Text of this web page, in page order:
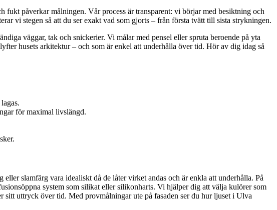
påverkar målningen. Vår process är transparent: vi börjar med besiktning och
vi stegen så att du ser exakt vad som gjorts – från första tvätt till sista strykningen.
väggar, tak och snickerier. Vi målar med pensel eller spruta beroende på yta
husets arkitektur – och som är enkel att underhålla över tid. Hör av dig idag så
för maximal livslängd.
slamfärg vara idealiskt då de låter virket andas och är enkla att underhålla. På
system som silikat eller silikonharts. Vi hjälper dig att välja kulörer som
uttryck över tid. Med provmålningar ute på fasaden ser du hur ljuset i Ulva